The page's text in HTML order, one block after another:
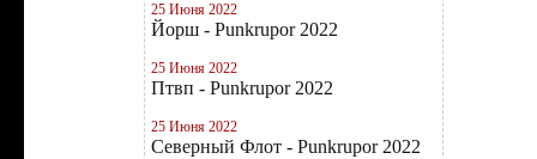
25 Июня 2022
Йорш - Punkrupor 2022
25 Июня 2022
Птвп - Punkrupor 2022
25 Июня 2022
Северный Флот - Punkrupor 2022